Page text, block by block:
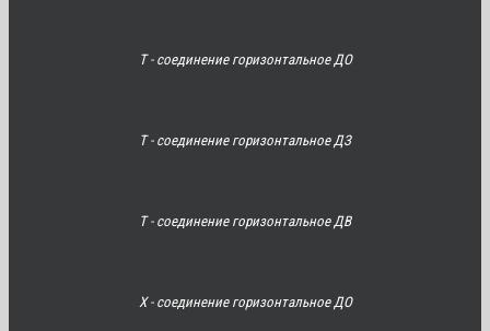
Т - соединение горизонтальное ДО
Т - соединение горизонтальное ДЗ
Т - соединение горизонтальное ДВ
Х - соединение горизонтальное ДО